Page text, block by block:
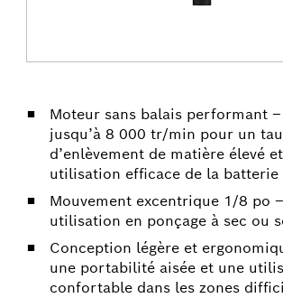
Moteur sans balais performant
jusqu’à 8 000 tr/min pour un
d’enlèvement de matière élevé
utilisation efficace de la batterie
Mouvement excentrique 1/8 po
utilisation en ponçage à sec ou
Conception légère et
une portabilité aisée et une
confortable dans les zones